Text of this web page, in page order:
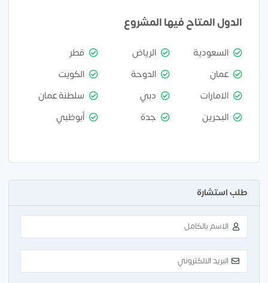
الدول المتاح فيها المشروع
السعودية الرياض
قطر
عمان
الدوحة
الكويت
الامارات
دبي
سلطنة عمان
البحرين
جدة أبوظبي
طلب استشارة